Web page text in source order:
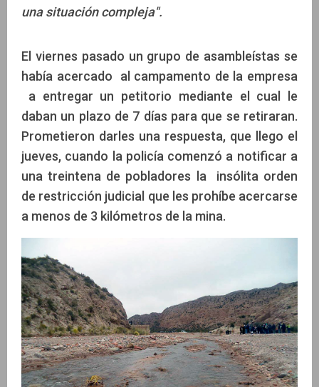
una situación compleja".
El viernes pasado un grupo de asambleístas se
había acercado al campamento de la empresa
a entregar un petitorio mediante el cual le
daban un plazo de 7 días para que se retiraran.
Prometieron darles una respuesta, que llego el
jueves, cuando la policía comenzó a notificar a
una treintena de pobladores la insólita orden
de restricción judicial que les prohíbe acercarse
a menos de 3 kilómetros de la mina.